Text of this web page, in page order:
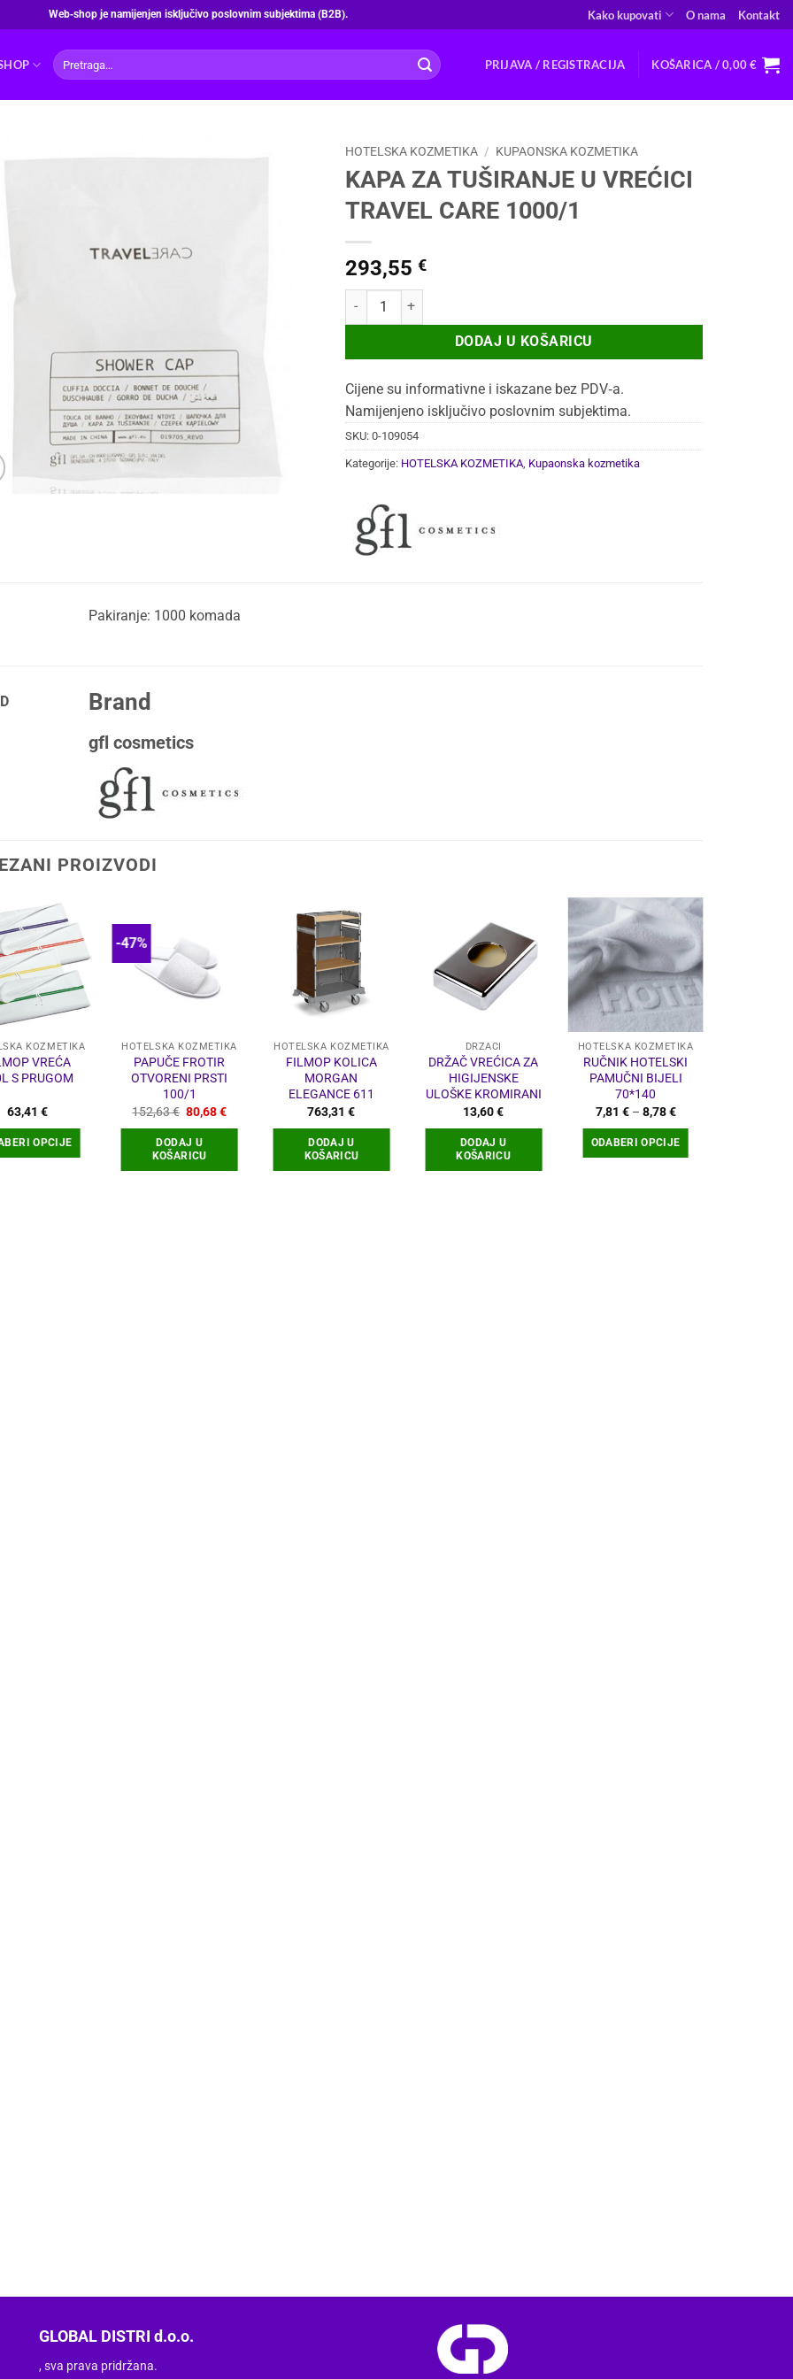
Web‑shop je namijenjen isključivo poslovnim subjektima (B2B). Kako kupovati O nama Kontakt
Pretraži:
PRIJAVA / REGISTRACIJA KOŠARICA /0,00€
HOTELSKA KOZMETIKA / KUPAONSKA KOZMETIKA
KAPA ZA TUŠIRANJE U VREĆICI
TRAVEL CARE 1000/1
293,55 €
KAPA ZA TUŠIRANJE U VREĆICI TRAVEL CARE 1000/1 količina
DODAJ U KOŠARICU
Cijene su informativne i iskazane bez PDV‑a.
Namijenjeno isključivo poslovnim subjektima.
SKU: 0-109054
Kategorije: HOTELSKA KOZMETIKA, Kupaonska kozmetika
Pakiranje: 1000 komada
Brand
gfl cosmetics
PROIZVODI
KOZMETIKA
VREĆA
S PRUGOM
63,41 €
OPCIJE
-47%
HOTELSKA KOZMETIKA
PAPUČE FROTIR
OTVORENI PRSTI
100/1
152,63€ Izvorna
bila
je:
152,63 €.
80,68€Trenutna
DODAJ U
KOŠARICU
HOTELSKA KOZMETIKA
FILMOP KOLICA
MORGAN
ELEGANCE 611
763,31€
DODAJ U
KOŠARICU
DRŽAČI
DRŽAČ VREĆICA ZA
HIGIJENSKE
ULOŠKE KROMIRANI
13,60€
DODAJ U
KOŠARICU
HOTELSKA KOZMETIKA
RUČNIK HOTELSKI
PAMUČNI BIJELI
70*140
7,81 € – 8,78€Raspon
od
7,81 €
do
ODABERI OPCIJE
GLOBAL DISTRI d.o.o.
, sva prava pridržana.